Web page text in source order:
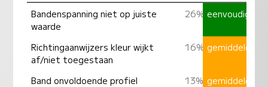
Bandenspanning niet op juiste
waarde
26% eenvoudig
Richtingaanwijzers kleur wijkt
af/niet toegestaan
16% gemiddeld
Band onvoldoende profiel 13% gemiddeld